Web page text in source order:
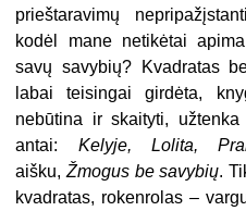
prieštaravimų
kodėl mane netikėtai
savų savybių? Kvadratas
labai teisingai girdėta,
nebūtina ir skaityti,
antai: Kelyje, Lolita,
aišku,Žmogus be savybių.
kvadratas, rokenrolas –